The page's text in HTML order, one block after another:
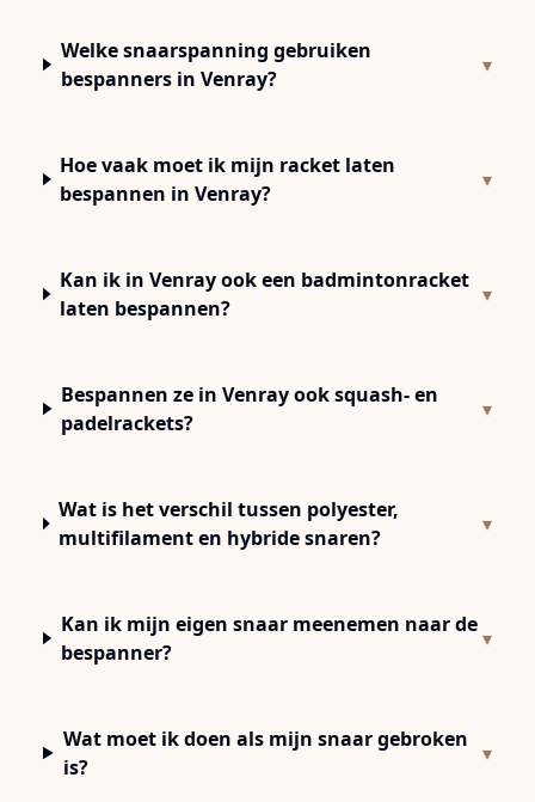
Welke snaarspanning gebruiken
bespanners in Venray?
▾
Hoe vaak moet ik mijn racket laten
bespannen in Venray?
▾
Kan ik in Venray ook een badmintonracket
laten bespannen?
▾
Bespannen ze in Venray ook squash- en
padelrackets?
▾
Wat is het verschil tussen polyester,
multifilament en hybride snaren?
▾
Kan ik mijn eigen snaar meenemen naar de
bespanner?
▾
Wat moet ik doen als mijn snaar gebroken
is?
▾